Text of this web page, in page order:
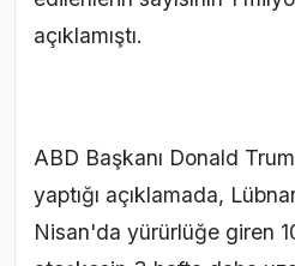
açıklamıştı.
ABD Başkanı Donald
yaptığı açıklamada,
Nisan'da yürürlüğe giren